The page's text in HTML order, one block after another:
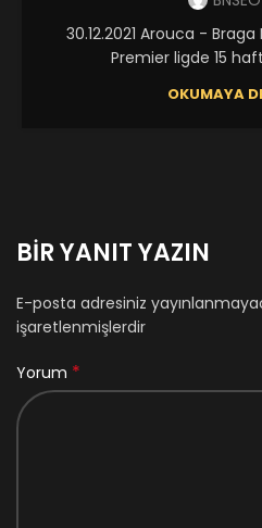
30.12.2021 Arouca -
Premier ligde 15
OKUMAYA
BIR YANIT YAZIN
E-posta adresiniz
işaretlenmişlerdir
Yorum *